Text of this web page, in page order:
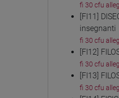
fi 30 cfu
[FI11]
insegnanti
fi 30 cfu
[FI12]
fi 30 cfu
[FI13]
fi 30 cfu